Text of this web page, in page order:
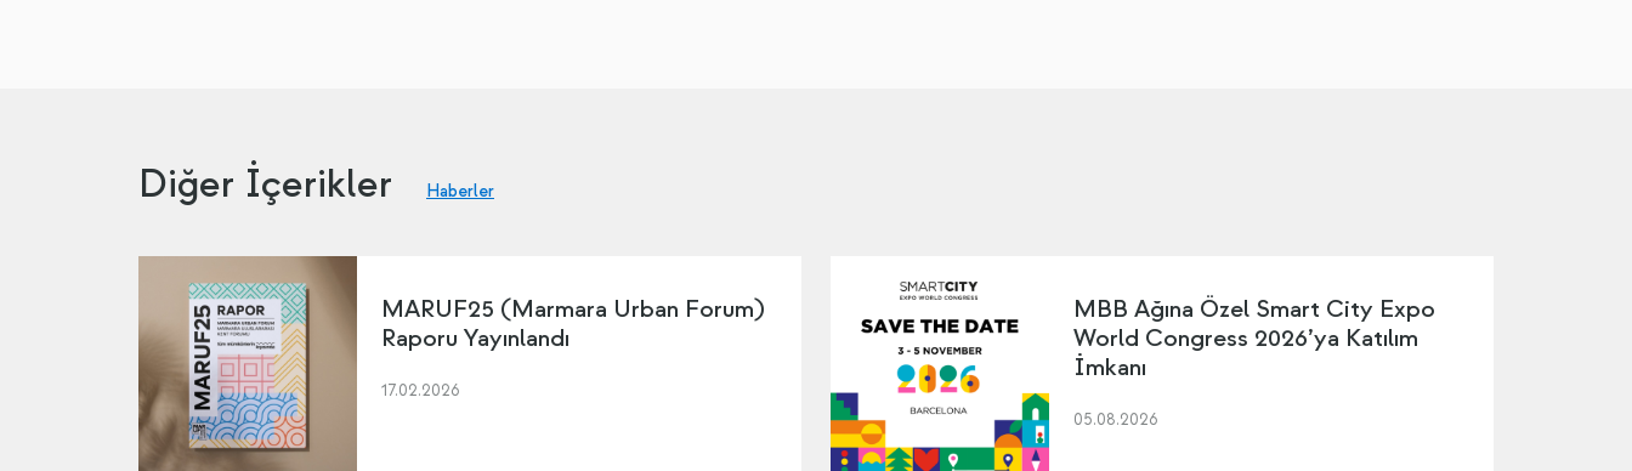
Diğer İçerikler Haberler
MARUF25 (Marmara Urban Forum)
Raporu Yayınlandı
17.02.2026
MBB Ağına Özel Smart City Expo
World Congress 2026’ya Katılım
İmkanı
05.08.2026